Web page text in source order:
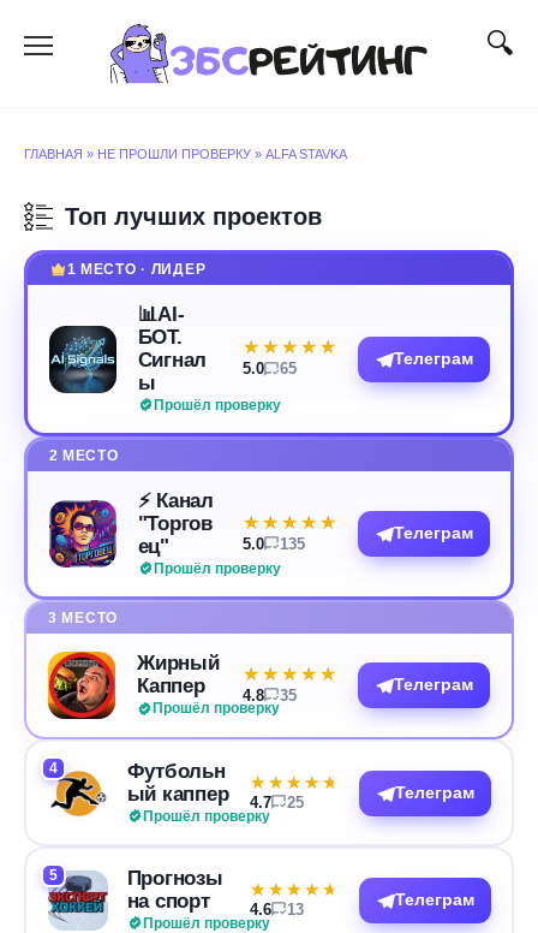
содержанию
ГЛАВНАЯ » НЕ ПРОШЛИ ПРОВЕРКУ » ALFA STAVKA
Топ лучших проектов
1 МЕСТО · ЛИДЕР
📊AI-
БОТ.
Сигнал
ы
Прошёл проверку
★★★★★
★★★★★
5.0 65
Телеграм
2 МЕСТО
⚡️ Канал
"Торгов
ец"
Прошёл проверку
★★★★★
★★★★★
5.0 135
Телеграм
3 МЕСТО
Жирный
Каппер
Прошёл проверку
★★★★★
★★★★★
4.8 35
Телеграм
4
Футбольн
ый каппер
Прошёл проверку
★★★★★
★★★★★
4.7 25
Телеграм
5
Прогнозы
на спорт
Прошёл проверку
★★★★★
★★★★★
4.6 13
Телеграм